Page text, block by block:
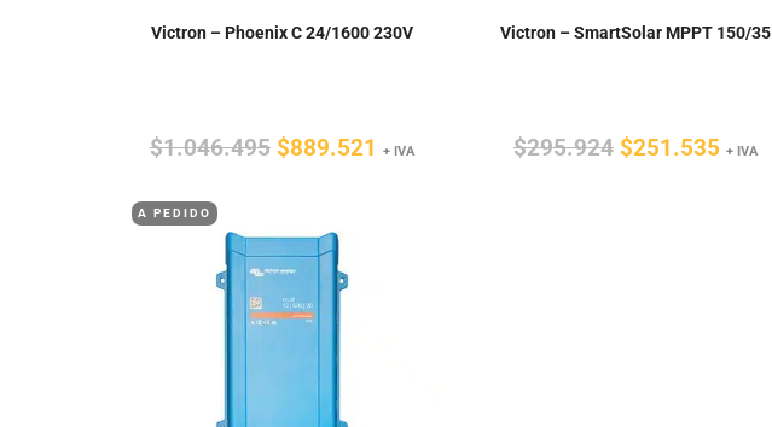
Victron – Phoenix C 24/1600 230V
$1.046.495 El
era:
$1.046.495.
$889.521 El
+ IVA
Victron – SmartSolar MPPT 150/35
$295.924 El
$251.535El+ IVA
A PEDIDO